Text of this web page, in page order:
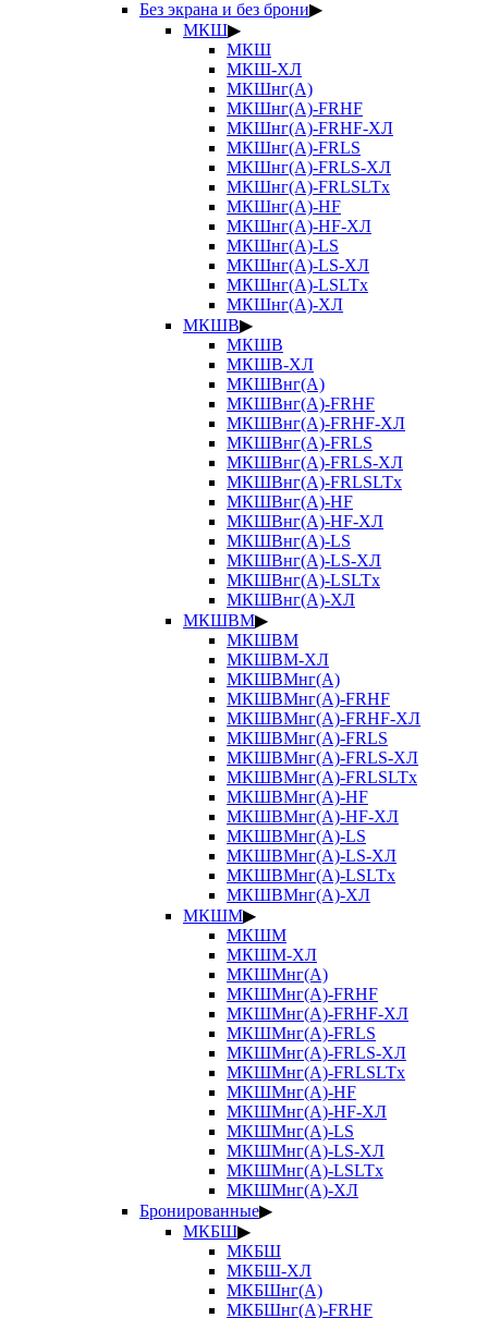
Без экрана и без брони▶
МКШ▶
МКШ
МКШ-ХЛ
МКШнг(А)
МКШнг(А)-FRHF
МКШнг(А)-FRHF-ХЛ
МКШнг(А)-FRLS
МКШнг(А)-FRLS-ХЛ
МКШнг(А)-FRLSLTx
МКШнг(А)-HF
МКШнг(А)-HF-ХЛ
МКШнг(А)-LS
МКШнг(А)-LS-ХЛ
МКШнг(А)-LSLTx
МКШнг(А)-ХЛ
МКШВ▶
МКШВ
МКШВ-ХЛ
МКШВнг(А)
МКШВнг(А)-FRHF
МКШВнг(А)-FRHF-ХЛ
МКШВнг(А)-FRLS
МКШВнг(А)-FRLS-ХЛ
МКШВнг(А)-FRLSLTx
МКШВнг(А)-HF
МКШВнг(А)-HF-ХЛ
МКШВнг(А)-LS
МКШВнг(А)-LS-ХЛ
МКШВнг(А)-LSLTx
МКШВнг(А)-ХЛ
МКШВМ▶
МКШВМ
МКШВМ-ХЛ
МКШВМнг(А)
МКШВМнг(А)-FRHF
МКШВМнг(А)-FRHF-ХЛ
МКШВМнг(А)-FRLS
МКШВМнг(А)-FRLS-ХЛ
МКШВМнг(А)-FRLSLTx
МКШВМнг(А)-HF
МКШВМнг(А)-HF-ХЛ
МКШВМнг(А)-LS
МКШВМнг(А)-LS-ХЛ
МКШВМнг(А)-LSLTx
МКШВМнг(А)-ХЛ
МКШМ▶
МКШМ
МКШМ-ХЛ
МКШМнг(А)
МКШМнг(А)-FRHF
МКШМнг(А)-FRHF-ХЛ
МКШМнг(А)-FRLS
МКШМнг(А)-FRLS-ХЛ
МКШМнг(А)-FRLSLTx
МКШМнг(А)-HF
МКШМнг(А)-HF-ХЛ
МКШМнг(А)-LS
МКШМнг(А)-LS-ХЛ
МКШМнг(А)-LSLTx
МКШМнг(А)-ХЛ
Бронированные▶
МКБШ▶
МКБШ
МКБШ-ХЛ
МКБШнг(А)
МКБШнг(А)-FRHF